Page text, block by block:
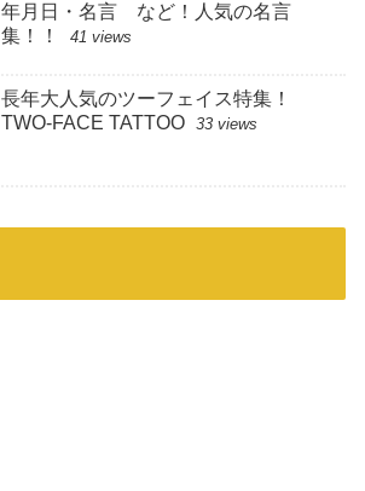
年月日・名言 など！人気の名言
集！！
41 views
長年大人気のツーフェイス特集！
TWO-FACE TATTOO
33 views